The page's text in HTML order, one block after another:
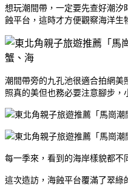
想玩潮間帶，一定要先查好潮
蝕平台，這時才方便觀察海洋生
潮間帶旁的九孔池很適合拍網美
照真的美但也務必要注意腳步，
每一季來，看到的海岸樣貌都不
這次造訪，海蝕平台覆滿了翠綠